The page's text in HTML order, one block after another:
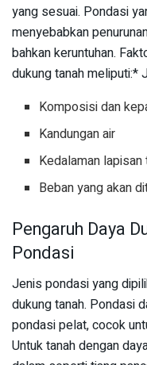
yang sesuai. Pondasi
menyebabkan
bahkan keruntuhan.
dukung tanah meliputi:*
Komposisi dan
Kandungan air
Kedalaman lapisan
Beban yang akan
Pengaruh Daya
Pondasi
Jenis pondasi yang
dukung tanah. Pondasi
pondasi pelat, cocok
Untuk tanah dengan